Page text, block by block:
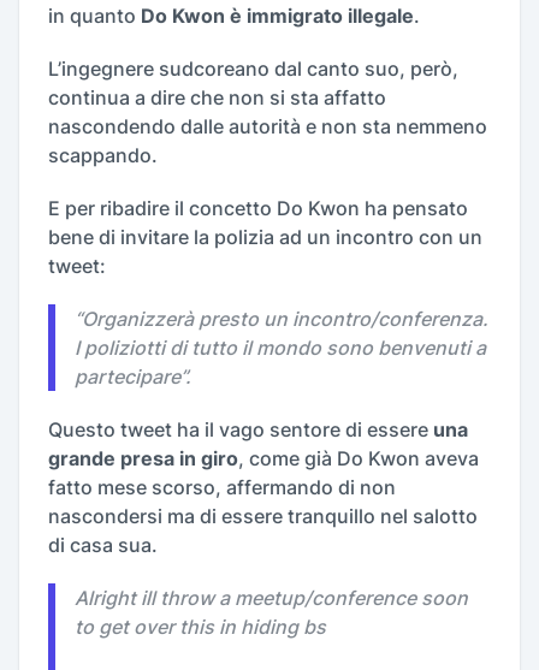
in quanto Do Kwon è immigrato illegale.
L’ingegnere sudcoreano dal canto suo, però,
continua a dire che non si sta affatto
nascondendo dalle autorità e non sta nemmeno
scappando.
E per ribadire il concetto Do Kwon ha pensato
bene di invitare la polizia ad un incontro con un
tweet:
“Organizzerà presto un incontro/conferenza.
I poliziotti di tutto il mondo sono benvenuti a
partecipare”.
Questo tweet ha il vago sentore di essere una
grande presa in giro, come già Do Kwon aveva
fatto mese scorso, affermando di non
nascondersi ma di essere tranquillo nel salotto
di casa sua.
Alright ill throw a meetup/conference soon
to get over this in hiding bs